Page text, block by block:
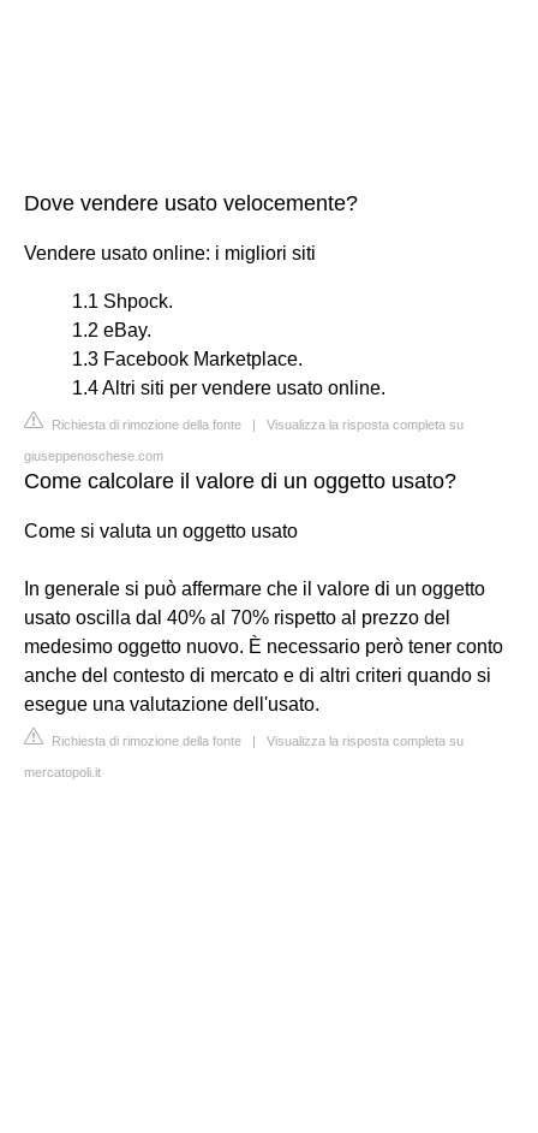
Dove vendere usato velocemente?
Vendere usato online: i migliori siti
1.1 Shpock.
1.2 eBay.
1.3 Facebook Marketplace.
1.4 Altri siti per vendere usato online.
Richiesta di rimozione della fonte | Visualizza la risposta completa su
giuseppenoschese.com
Come calcolare il valore di un oggetto usato?
Come si valuta un oggetto usato
In generale si può affermare che il valore di un oggetto
usato oscilla dal 40% al 70% rispetto al prezzo del
medesimo oggetto nuovo. È necessario però tener conto
anche del contesto di mercato e di altri criteri quando si
esegue una valutazione dell'usato.
Richiesta di rimozione della fonte | Visualizza la risposta completa su
mercatopoli.it